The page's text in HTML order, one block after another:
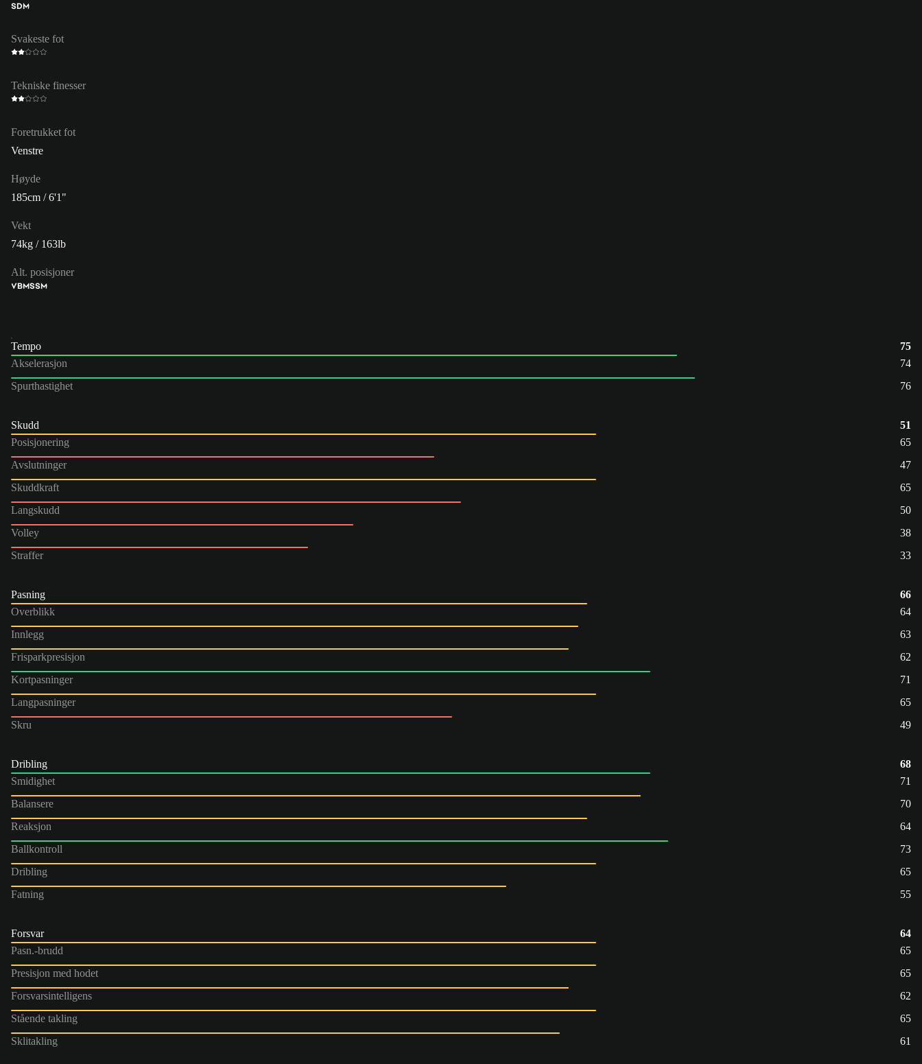
SDM
Svakeste fot
Tekniske finesser
Foretrukket fot
Venstre
Høyde
185cm / 6'1"
Vekt
74kg / 163lb
Alt. posisjoner
VBMSSM
Tempo
75
Akselerasjon
74
Spurthastighet
76
Skudd
51
Posisjonering
65
Avslutninger
47
Skuddkraft
65
Langskudd
50
Volley
38
Straffer
33
Pasning
66
Overblikk
64
Innlegg
63
Frisparkpresisjon
62
Kortpasninger
71
Langpasninger
65
Skru
49
Dribling
68
Smidighet
71
Balansere
70
Reaksjon
64
Ballkontroll
73
Dribling
65
Fatning
55
Forsvar
64
Pasn.-brudd
65
Presisjon med hodet
65
Forsvarsintelligens
62
Stående takling
65
Sklitakling
61